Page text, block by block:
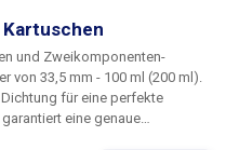
und Zweikomponenten-
von 33,5 mm - 100 ml (200 ml).
für eine perfekte
eine genaue